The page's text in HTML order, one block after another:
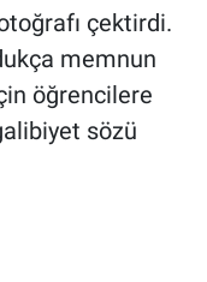
çektirdi.
memnun
öğrencilere
sözü